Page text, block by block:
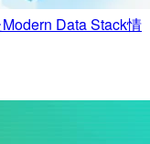
Data Stack情